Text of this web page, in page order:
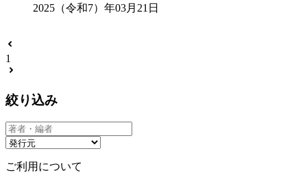
2025（令和7）年03月21日
1
絞り込み
ご利用について